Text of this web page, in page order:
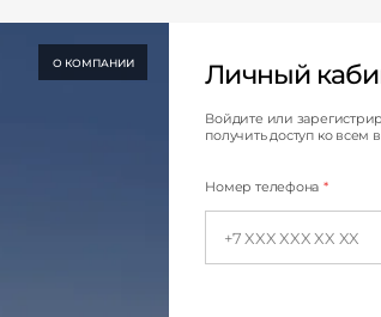
О КОМПАНИИ Личный
Войдите или
получить доступ ко всем
Номер телефона *